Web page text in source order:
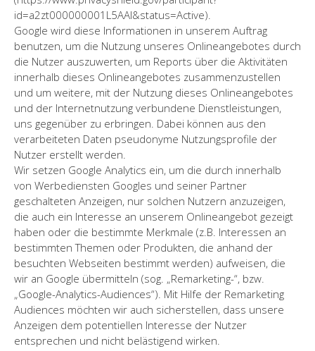
id=a2zt000000001L5AAI&status=Active).
Google wird diese Informationen in unserem Auftrag
benutzen, um die Nutzung unseres Onlineangebotes durch
die Nutzer auszuwerten, um Reports über die Aktivitäten
innerhalb dieses Onlineangebotes zusammenzustellen
und um weitere, mit der Nutzung dieses Onlineangebotes
und der Internetnutzung verbundene Dienstleistungen,
uns gegenüber zu erbringen. Dabei können aus den
verarbeiteten Daten pseudonyme Nutzungsprofile der
Nutzer erstellt werden.
Wir setzen Google Analytics ein, um die durch innerhalb
von Werbediensten Googles und seiner Partner
geschalteten Anzeigen, nur solchen Nutzern anzuzeigen,
die auch ein Interesse an unserem Onlineangebot gezeigt
haben oder die bestimmte Merkmale (z.B. Interessen an
bestimmten Themen oder Produkten, die anhand der
besuchten Webseiten bestimmt werden) aufweisen, die
wir an Google übermitteln (sog. „Remarketing-“, bzw.
„Google-Analytics-Audiences“). Mit Hilfe der Remarketing
Audiences möchten wir auch sicherstellen, dass unsere
Anzeigen dem potentiellen Interesse der Nutzer
entsprechen und nicht belästigend wirken.